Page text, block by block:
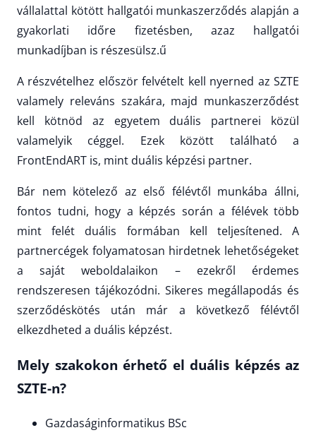
vállalattal kötött hallgatói munkaszerződés alapján a
gyakorlati időre fizetésben, azaz hallgatói
munkadíjban is részesülsz.ű
A részvételhez először felvételt kell nyerned az SZTE
valamely releváns szakára, majd munkaszerződést
kell kötnöd az egyetem duális partnerei közül
valamelyik céggel. Ezek között található a
FrontEndART is, mint duális képzési partner.
Bár nem kötelező az első félévtől munkába állni,
fontos tudni, hogy a képzés során a félévek több
mint felét duális formában kell teljesítened. A
partnercégek folyamatosan hirdetnek lehetőségeket
a saját weboldalaikon – ezekről érdemes
rendszeresen tájékozódni. Sikeres megállapodás és
szerződéskötés után már a következő félévtől
elkezdheted a duális képzést.
Mely szakokon érhető el duális képzés az
SZTE-n?
Gazdaságinformatikus BSc